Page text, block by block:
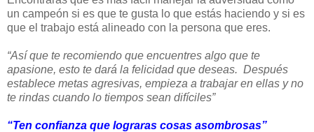
un campeón si es que te gusta lo que estás haciendo y si es
que el trabajo está alineado con la persona que eres.
“Así que te recomiendo que encuentres algo que te
apasione, esto te dará la felicidad que deseas. Después
establece metas agresivas, empieza a trabajar en ellas y no
te rindas cuando lo tiempos sean difíciles”
“Ten confianza que lograras cosas asombrosas”